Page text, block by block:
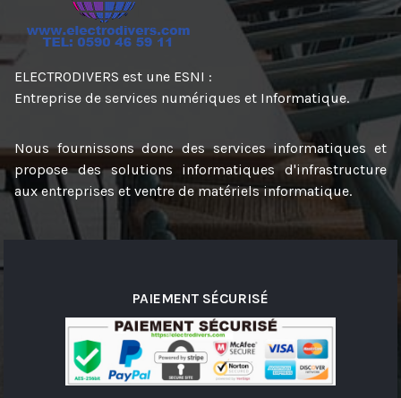
ELECTRODIVERS est une ESNI :
Entreprise de services numériques et Informatique.
Nous fournissons donc des services informatiques et
propose des solutions informatiques d'infrastructure
aux entreprises et ventre de matériels informatique.
PAIEMENT SÉCURISÉ